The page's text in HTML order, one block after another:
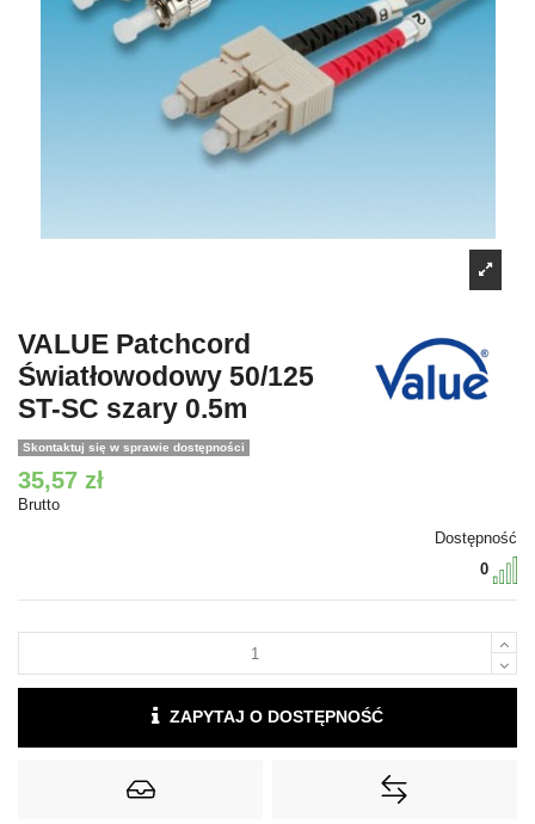
VALUE Patchcord
Światłowodowy 50/125
ST-SC szary 0.5m
Skontaktuj się w sprawie dostępności
35,57 zł
Brutto
Dostępność
0
ZAPYTAJ O DOSTĘPNOŚĆ